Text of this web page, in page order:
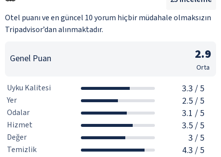
Otel puanı ve en güncel 10 yorum hiçbir müdahale olmaksızın
Tripadvisor’dan alınmaktadır.
Genel Puan 2.9
Orta
Uyku Kalitesi 3.3 / 5
Yer 2.5/ 5
Odalar 3.1 / 5
Hizmet 3.5/ 5
Değer 3 / 5
Temizlik 4.3 / 5